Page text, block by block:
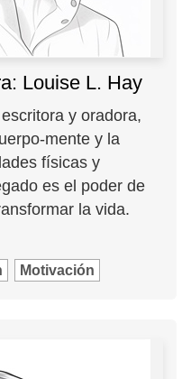
Louise L. Hay
y oradora,
mente y la
físicas y
es el poder de
la vida.
Motivación